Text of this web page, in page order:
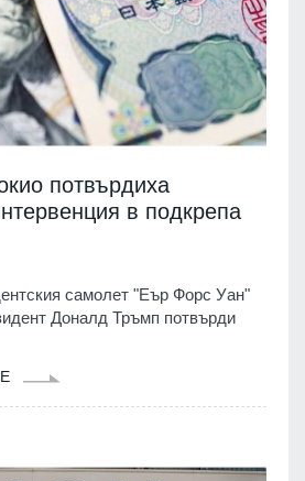
потвърдиха
в подкрепа
самолет "Еър Форс Уан"
Доналд Тръмп потвърди